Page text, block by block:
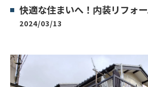
快適な住まいへ！内装リフォ
2024/03/13